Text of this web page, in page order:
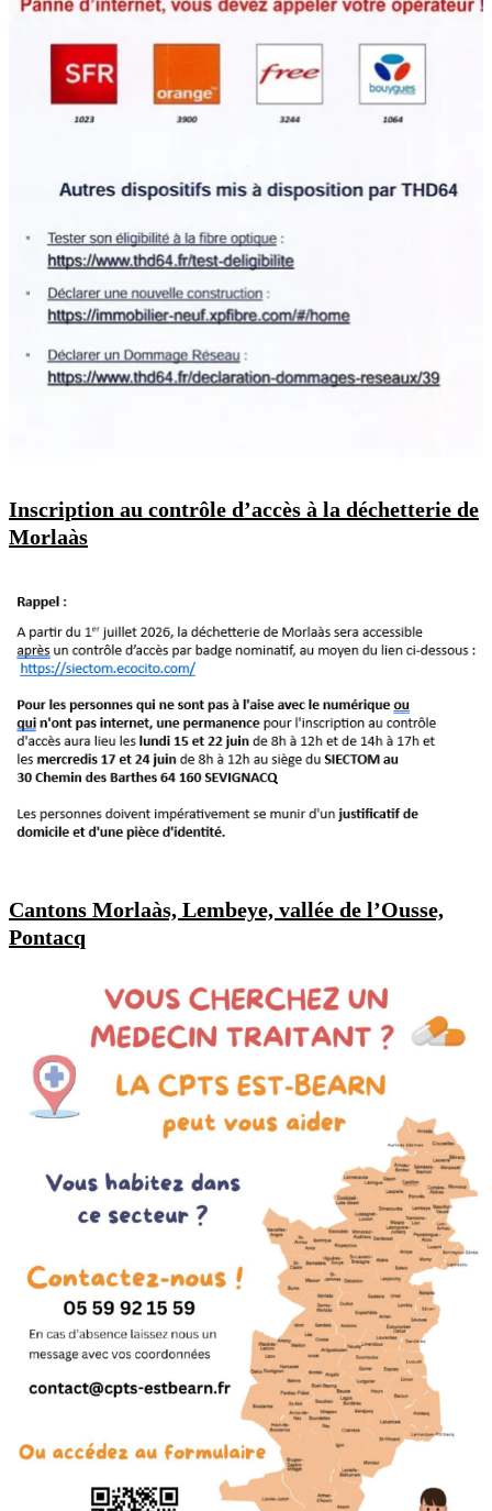
Inscription au contrôle d’accès à la déchetterie de
Morlaàs
Cantons Morlaàs, Lembeye, vallée de l’Ousse,
Pontacq